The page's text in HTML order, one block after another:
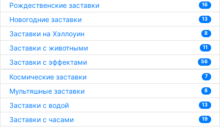
Рождественские заставки 16
Новогодние заставки 13
Заставки на Хэллоуин 8
Заставки с животными 11
Заставки с эффектами 56
Космические заставки 7
Мультяшные заставки 8
Заставки с водой 13
Заставки с часами 19